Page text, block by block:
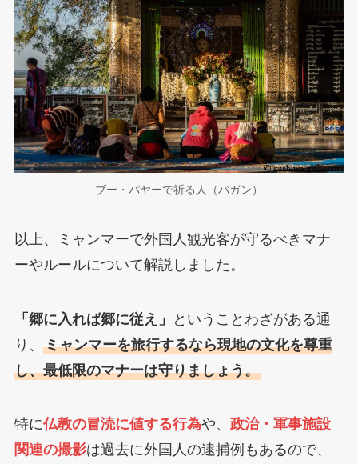
ブー・パヤーで祈る人（バガン）
以上、ミャンマーで外国人観光客が守るべきマナ
ーやルールについて解説しました。
「郷に入れば郷に従え」
ということわざがある通
り、 ミャンマーを旅行するなら現地の文化を尊重
し、最低限のマナーは守りましょう。
特に仏教の冒涜に値する行為や、 政治・軍事施設
関連の撮影は過去に外国人の逮捕例もあるので、